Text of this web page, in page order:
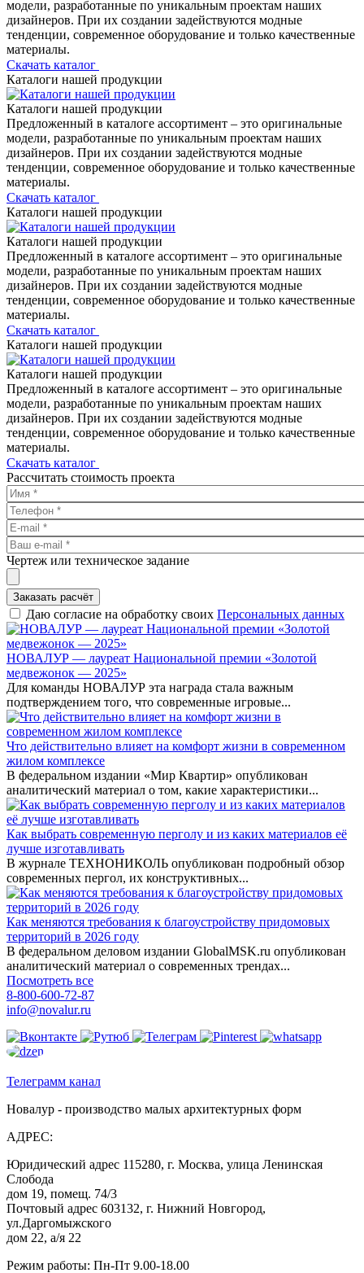
модели, разработанные по уникальным проектам наших
дизайнеров. При их создании задействуются модные
тенденции, современное оборудование и только качественные
материалы.
Скачать каталог
Каталоги нашей продукции
Каталоги нашей продукции
Предложенный в каталоге ассортимент – это оригинальные
модели, разработанные по уникальным проектам наших
дизайнеров. При их создании задействуются модные
тенденции, современное оборудование и только качественные
материалы.
Скачать каталог
Каталоги нашей продукции
Каталоги нашей продукции
Предложенный в каталоге ассортимент – это оригинальные
модели, разработанные по уникальным проектам наших
дизайнеров. При их создании задействуются модные
тенденции, современное оборудование и только качественные
материалы.
Скачать каталог
Каталоги нашей продукции
Каталоги нашей продукции
Предложенный в каталоге ассортимент – это оригинальные
модели, разработанные по уникальным проектам наших
дизайнеров. При их создании задействуются модные
тенденции, современное оборудование и только качественные
материалы.
Скачать каталог
Рассчитать стоимость проекта
Чертеж или техническое задание
Заказать расчёт
Даю согласие на обработку своих Персональных данных
НОВАЛУР — лауреат Национальной премии «Золотой
медвежонок — 2025»
Для команды НОВАЛУР эта награда стала важным
подтверждением того, что современные игровые...
Что действительно влияет на комфорт жизни в современном
жилом комплексе
В федеральном издании «Мир Квартир» опубликован
аналитический материал о том, какие характеристики...
Как выбрать современную перголу и из каких материалов её
лучше изготавливать
В журнале ТЕХНОНИКОЛЬ опубликован подробный обзор
современных пергол, их конструктивных...
Как меняются требования к благоустройству придомовых
территорий в 2026 году
В федеральном деловом издании GlobalMSK.ru опубликован
аналитический материал о современных трендах...
Посмотреть все
8-800-600-72-87
info@novalur.ru
Телеграмм канал
Новалур - производство малых архитектурных форм
АДРЕС:
Юридический адрес 115280, г. Москва, улица Ленинская
Слобода
дом 19, помещ. 74/3
Почтовый адрес 603132, г. Нижний Новгород,
ул.Даргомыжского
дом 22, а/я 22
Режим работы: Пн-Пт 9.00-18.00